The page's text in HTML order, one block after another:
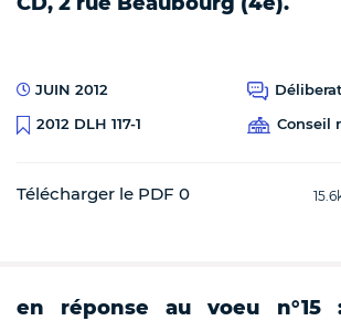
JUIN 2012
2012 DLH 117-1
Conseil
Télécharger le PDF 0
en réponse au voeu n°15